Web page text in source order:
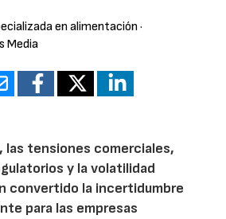
en alimentación ·
Media
las tensiones comerciales,
y la volatilidad
convertido la incertidumbre
para las empresas